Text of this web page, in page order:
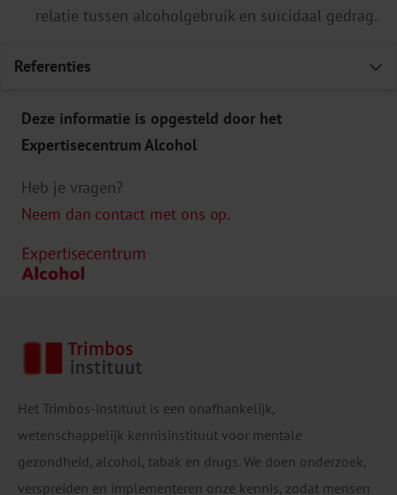
Deze informatie is opgesteld door het
Expertisecentrum Alcohol
Heb je vragen?
Neem dan contact met ons op.
relatie tussen alcoholgebruik en suïcidaal gedrag.
Referenties
suicide: A global
https://www.rivm.nl/gezondheidsonderzoekcovi
d-19/kwartaalonderzoek-volwassenen/
Het Trimbos-instituut is een onafhankelijk,
wetenschappelijk kennisinstituut voor mentale
gezondheid, alcohol, tabak en drugs. We doen onderzoek,
verspreiden en implementeren onze kennis, zodat mensen